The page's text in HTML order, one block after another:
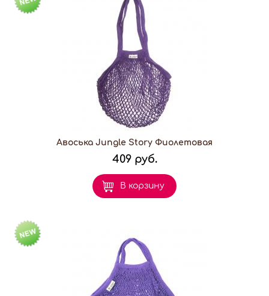
Авоська Jungle Story Фиолетовая
409 руб.
В корзину